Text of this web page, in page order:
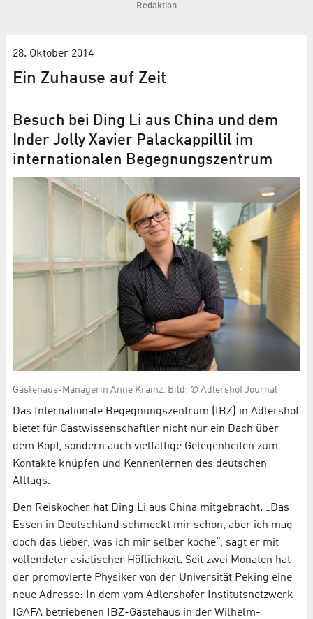
Redaktion
28. Oktober 2014
Ein Zuhause auf Zeit
Besuch bei Ding Li aus China und dem
Inder Jolly Xavier Palackappillil im
internationalen Begegnungszentrum
Gästehaus-Managerin Anne Krainz. Bild: © Adlershof Journal
Das Internationale Begegnungszentrum (IBZ) in Adlershof
bietet für Gastwissenschaftler nicht nur ein Dach über
dem Kopf, sondern auch vielfältige Gelegenheiten zum
Kontakte knüpfen und Kennenlernen des deutschen
Alltags.
Den Reiskocher hat Ding Li aus China mitgebracht. „Das
Essen in Deutschland schmeckt mir schon, aber ich mag
doch das lieber, was ich mir selber koche“, sagt er mit
vollendeter asiatischer Höflichkeit. Seit zwei Monaten hat
der promovierte Physiker von der Universität Peking eine
neue Adresse: In dem vom Adlershofer Institutsnetzwerk
IGAFA betriebenen IBZ-Gästehaus in der Wilhelm-